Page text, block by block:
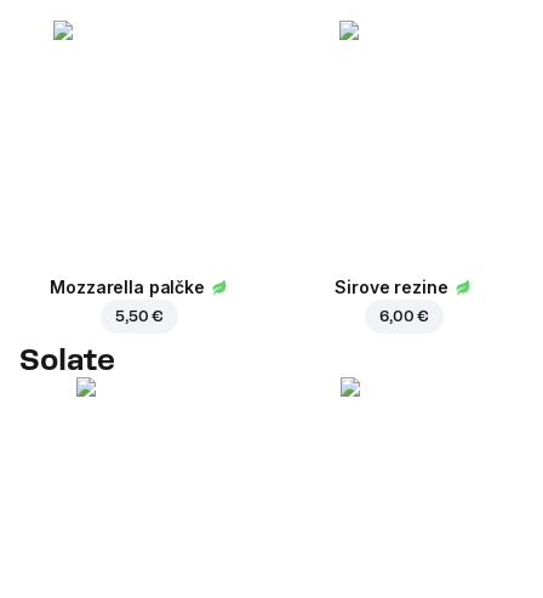
Mozzarella palčke
5,50 €
Sirove rezine
6,00 €
Solate